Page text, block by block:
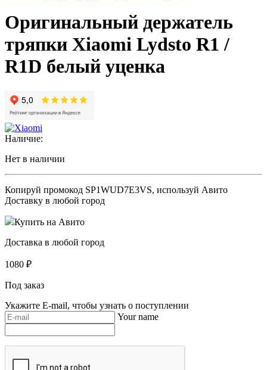
Оригинальный держатель
тряпки Xiaomi Lydsto R1 /
R1D белый уценка
Наличие:
Нет в наличии
Копируй промокод SP1WUD7E3VS, используй Авито
Доставку в любой город
Купить на Авито
Доставка в любой город
1080 ₽
Под заказ
Укажите E-mail, чтобы узнать о поступлении
Your name